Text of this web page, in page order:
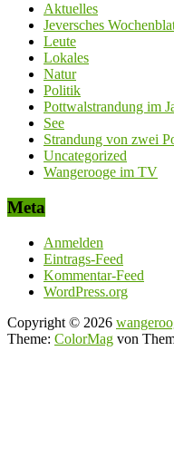
Aktuelles
Jeversches
Leute
Lokales
Natur
Politik
Pottwalstrandung im
See
Strandung von zwei
Uncategorized
Wangerooge im TV
Meta
Anmelden
Eintrags-Feed
Kommentar-Feed
WordPress.org
Copyright © 2026
Theme: ColorMag von